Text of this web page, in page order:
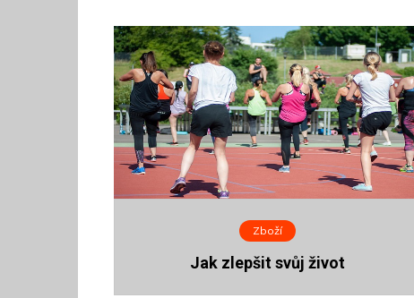
Zboží
Jak zlepšit svůj život